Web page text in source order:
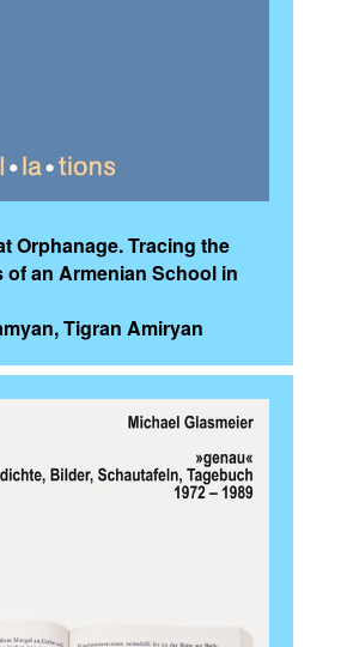
Orphanage. Tracing the
of an Armenian School in
Tigran Amiryan